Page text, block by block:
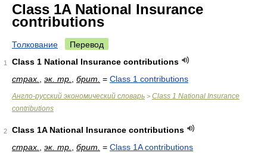
Class 1A National Insurance
contributions
Толкование Перевод
1
Class 1 National Insurance contributions
страх.
эк. тр. брит. = Class 1 contributions
Англо-русский экономический словарь > Class 1 National Insurance
contributions
2
Class 1A National Insurance contributions
страх.
эк. тр. брит. = Class 1A contributions